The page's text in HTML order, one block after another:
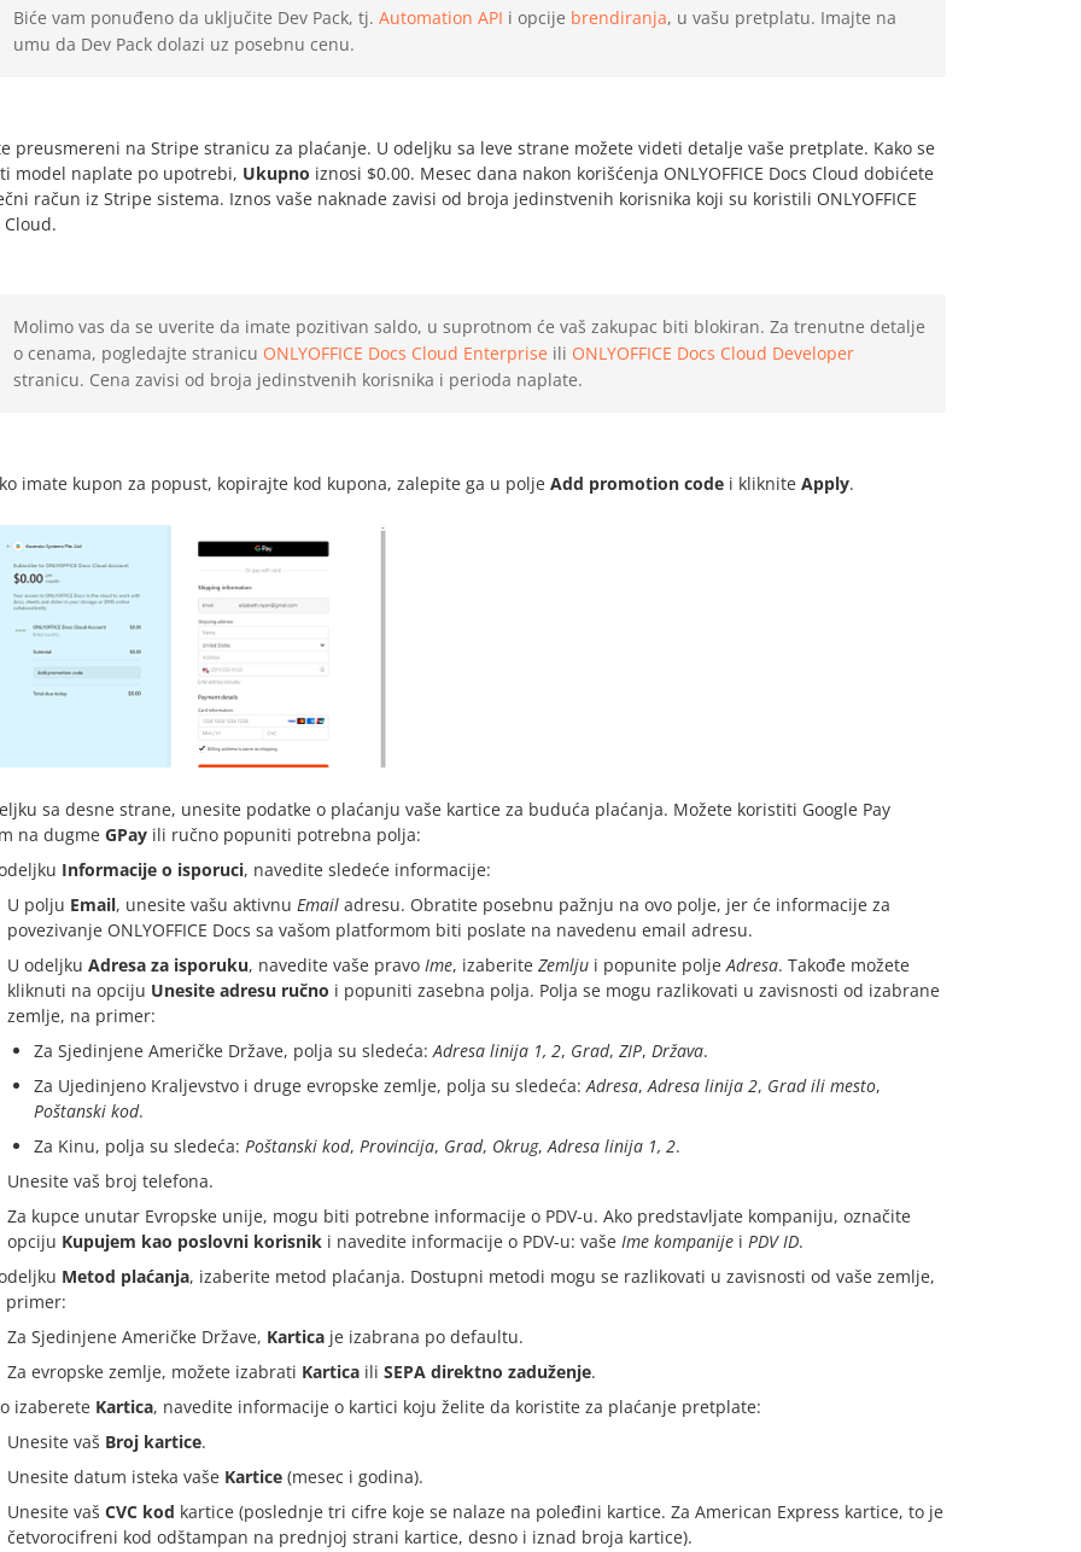
Biće vam ponuđeno da uključite Dev Pack, tj. Automation API i opcije brendiranja, u vašu pretplatu. Imajte na
umu da Dev Pack dolazi uz posebnu cenu.
preusmereni na Stripe stranicu za plaćanje. U odeljku sa leve strane možete videti detalje vaše pretplate. Kako se
model naplate po upotrebi, Ukupno iznosi $0.00. Mesec dana nakon korišćenja ONLYOFFICE Docs Cloud dobićete
račun iz Stripe sistema. Iznos vaše naknade zavisi od broja jedinstvenih korisnika koji su koristili ONLYOFFICE
Cloud.
Molimo vas da se uverite da imate pozitivan saldo, u suprotnom će vaš zakupac biti blokiran. Za trenutne detalje
o cenama, pogledajte stranicu ONLYOFFICE Docs Cloud Enterprise ili ONLYOFFICE Docs Cloud Developer
stranicu. Cena zavisi od broja jedinstvenih korisnika i perioda naplate.
imate kupon za popust, kopirajte kod kupona, zalepite ga u polje Add promotion code i kliknite Apply.
sa desne strane, unesite podatke o plaćanju vaše kartice za buduća plaćanja. Možete koristiti Google Pay
na dugme GPay ili ručno popuniti potrebna polja:
Informacije o isporuci, navedite sledeće informacije:
U polju Email, unesite vašu aktivnu Email adresu. Obratite posebnu pažnju na ovo polje, jer će informacije za
povezivanje ONLYOFFICE Docs sa vašom platformom biti poslate na navedenu email adresu.
U odeljku Adresa za isporuku, navedite vaše pravo Ime, izaberite Zemlju i popunite poljeAdresa. Takođe možete
kliknuti na opciju Unesite adresu ručno i popuniti zasebna polja. Polja se mogu razlikovati u zavisnosti od izabrane
zemlje, na primer:
Za Sjedinjene Američke Države, polja su sledeća:Adresa linija 1, 2, Grad, ZIP, Država.
Za Ujedinjeno Kraljevstvo i druge evropske zemlje, polja su sledeća:Adresa,Adresa linija 2, Grad ili mesto,
Poštanski kod.
Za Kinu, polja su sledeća: Poštanski kod, Provincija, Grad, Okrug,Adresa linija 1, 2.
Unesite vaš broj telefona.
Za kupce unutar Evropske unije, mogu biti potrebne informacije o PDV-u. Ako predstavljate kompaniju, označite
opciju Kupujem kao poslovni korisnik i navedite informacije o PDV-u: vaše Ime kompanije i PDV ID.
Metod plaćanja, izaberite metod plaćanja. Dostupni metodi mogu se razlikovati u zavisnosti od vaše zemlje,
primer:
Za Sjedinjene Američke Države, Kartica je izabrana po defaultu.
Za evropske zemlje, možete izabrati Kartica ili SEPA direktno zaduženje.
izaberete Kartica, navedite informacije o kartici koju želite da koristite za plaćanje pretplate:
Unesite vaš Broj kartice.
Unesite datum isteka vaše Kartice (mesec i godina).
Unesite vaš CVC kod kartice (poslednje tri cifre koje se nalaze na poleđini kartice. Za American Express kartice, to je
četvorocifreni kod odštampan na prednjoj strani kartice, desno i iznad broja kartice).